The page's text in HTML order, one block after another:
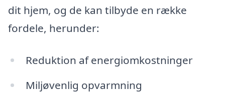
dit hjem, og de kan tilbyde en række
fordele, herunder:
Reduktion af energiomkostninger
Miljøvenlig opvarmning